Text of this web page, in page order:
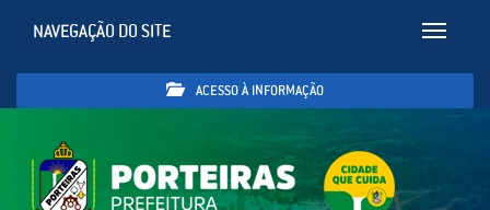
Toggle
NAVEGAÇÃO DO SITE
ACESSO À INFORMAÇÃO